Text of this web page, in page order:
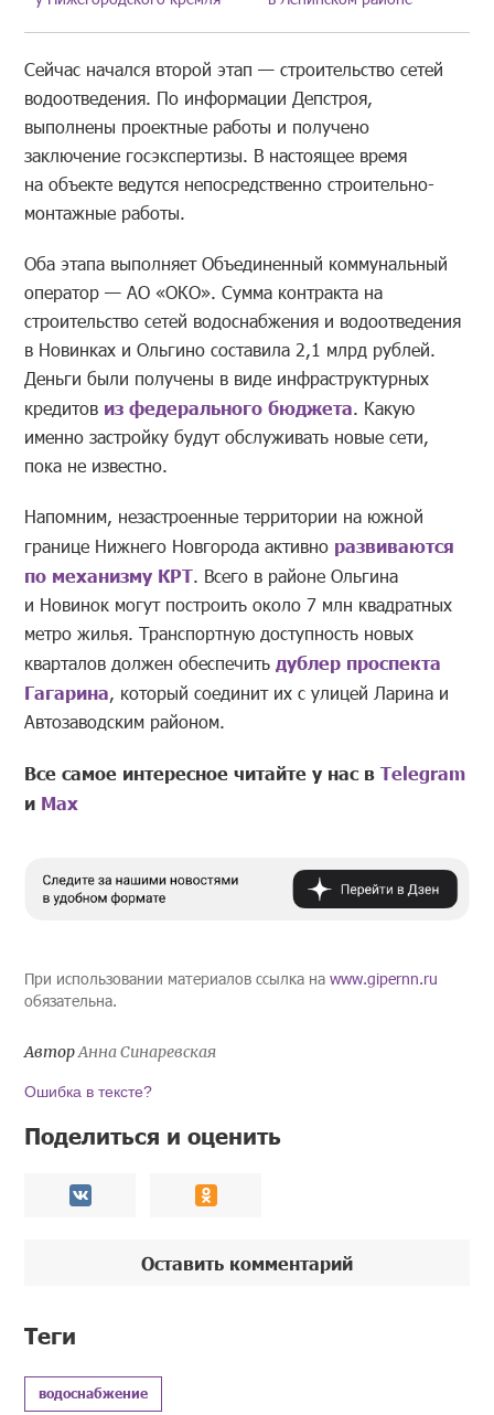
Сейчас начался второй этап — строительство сетей
водоотведения. По информации Депстроя,
выполнены проектные работы и получено
заключение госэкспертизы. В настоящее время
на объекте ведутся непосредственно строительно-
монтажные работы.
Оба этапа выполняет Объединенный коммунальный
оператор — АО «ОКО». Сумма контракта на
строительство сетей водоснабжения и водоотведения
в Новинках и Ольгино составила 2,1 млрд рублей.
Деньги были получены в виде инфраструктурных
кредитов из федерального бюджета. Какую
именно застройку будут обслуживать новые сети,
пока не известно.
Напомним, незастроенные территории на южной
границе Нижнего Новгорода активно развиваются
по механизму КРТ. Всего в районе Ольгина
и Новинок могут построить около 7 млн квадратных
метро жилья. Транспортную доступность новых
кварталов должен обеспечитьдублер проспекта
Гагарина, который соединит их с улицей Ларина и
Автозаводским районом.
Все самое интересное читайте у нас вTelegram
и Mах
При использовании материалов ссылка наwww.gipernn.ru
обязательна.
АвторАнна Синаревская
Ошибка в тексте?
Поделиться и оценить
Оставить комментарий
Теги
водоснабжение